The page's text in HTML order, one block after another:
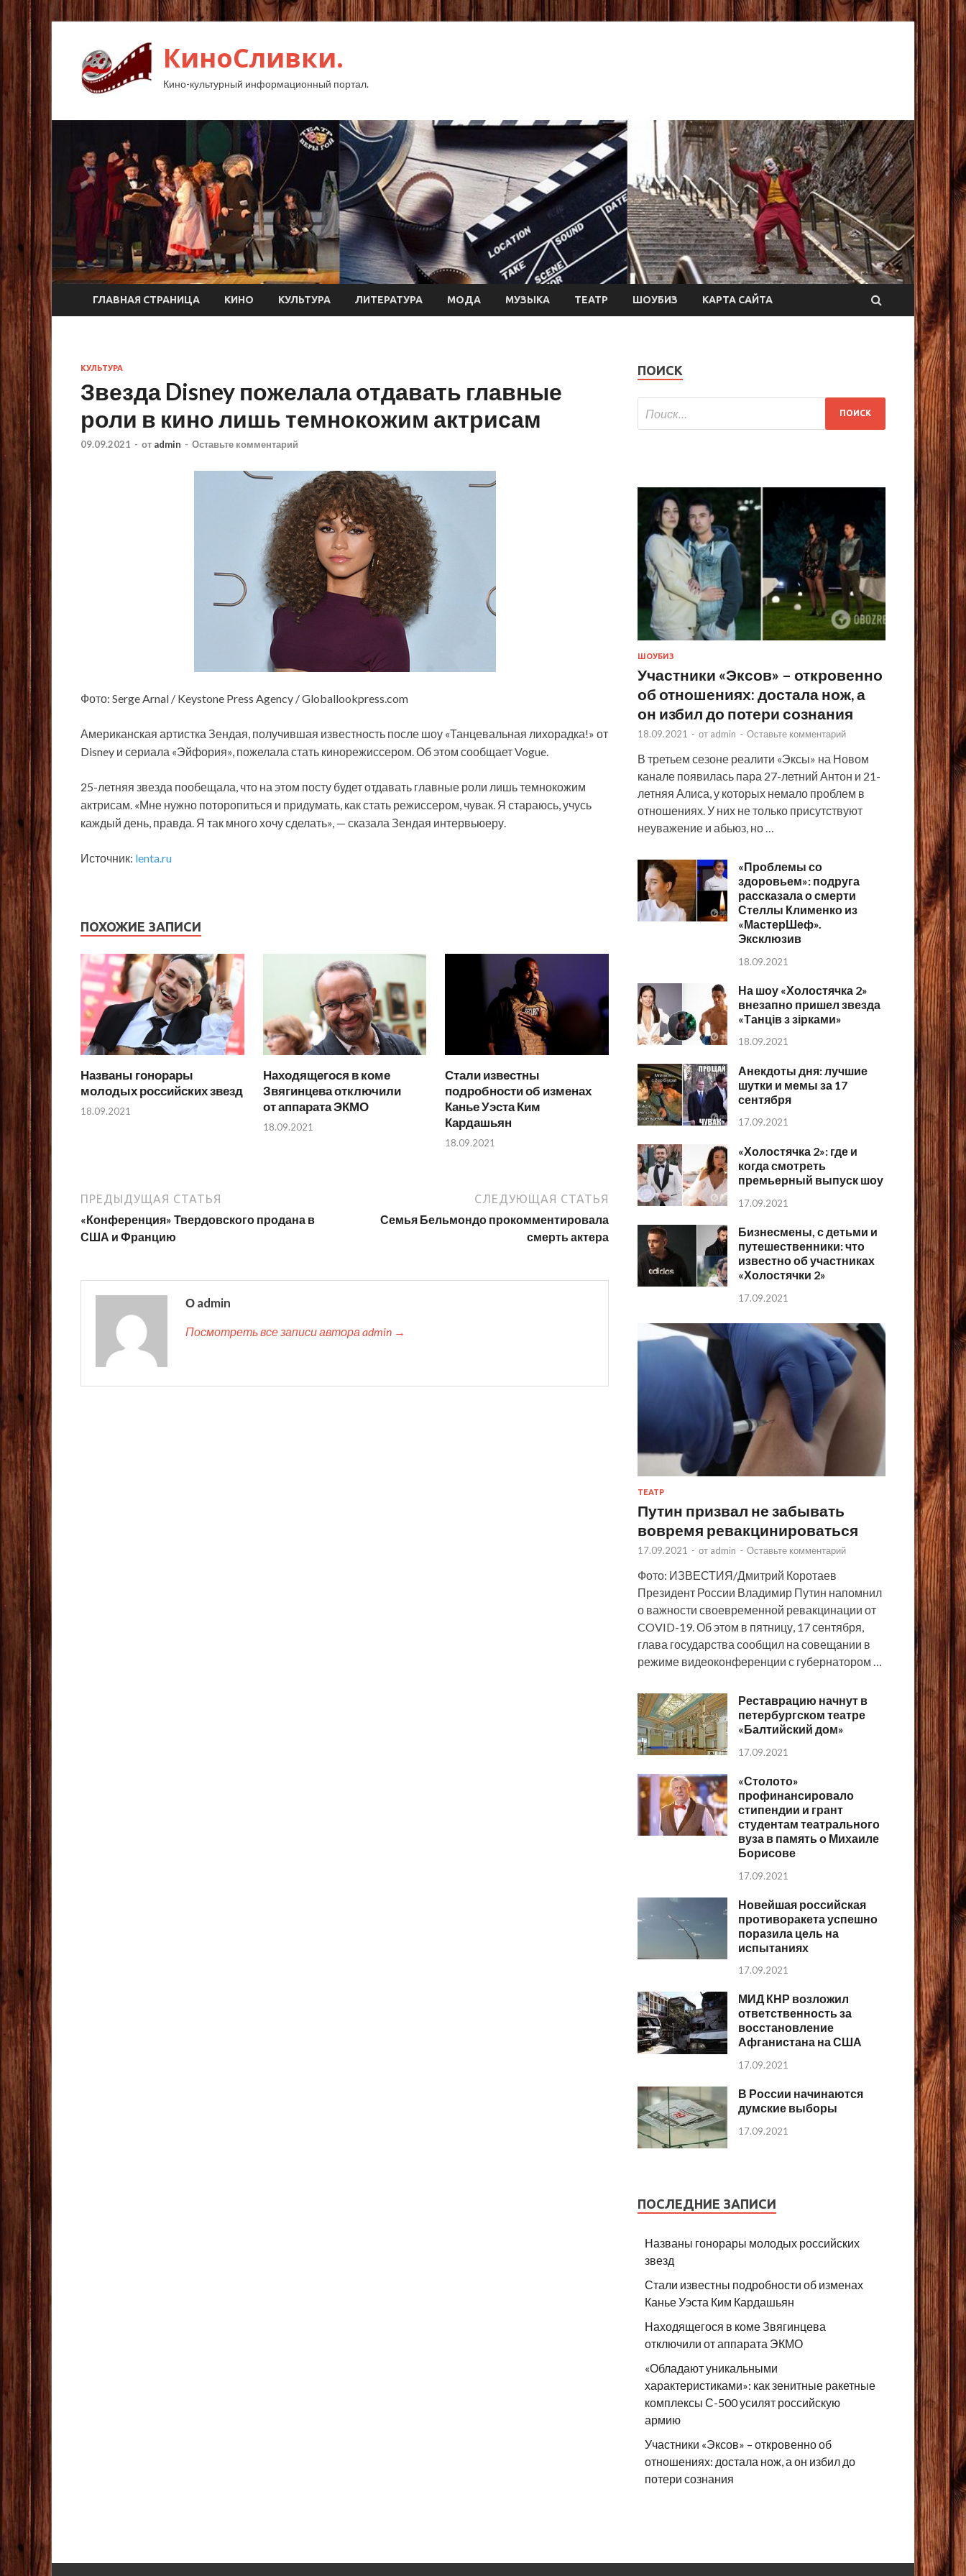
КиноСливки.
Кино-культурный информационный портал.
ГЛАВНАЯ СТРАНИЦА КИНО КУЛЬТУРА ЛИТЕРАТУРА МОДА МУЗЫКА ТЕАТР ШОУБИЗ КАРТА САЙТА
КУЛЬТУРА
Звезда Disney пожелала отдавать главные
роли в кино лишь темнокожим актрисам
09.09.2021 - от admin - Оставьте комментарий
Фото: Serge Arnal / Keystone Press Agency / Globallookpress.com
Американская артистка Зендая, получившая известность после шоу «Танцевальная лихорадка!» от
Disney и сериала «Эйфория», пожелала стать кинорежиссером. Об этом сообщает Vogue.
25-летняя звезда пообещала, что на этом посту будет отдавать главные роли лишь темнокожим
актрисам. «Мне нужно поторопиться и придумать, как стать режиссером, чувак. Я стараюсь, учусь
каждый день, правда. Я так много хочу сделать», — сказала Зендая интервьюеру.
Источник: lenta.ru
ПОХОЖИЕ ЗАПИСИ
Названы гонорары
молодых российских звезд
18.09.2021
Находящегося в коме
Звягинцева отключили
от аппарата ЭКМО
18.09.2021
Стали известны
подробности об изменах
Канье Уэста Ким
Кардашьян
18.09.2021
ПРЕДЫДУЩАЯ СТАТЬЯ
«Конференция» Твердовского продана в
США и Францию
СЛЕДУЮЩАЯ СТАТЬЯ
Семья Бельмондо прокомментировала
смерть актера
О admin
Посмотреть все записи автора admin →
ПОИСК
ШОУБИЗ
Участники «Эксов» – откровенно
об отношениях: достала нож, а
он избил до потери сознания
18.09.2021 - от admin - Оставьте комментарий
В третьем сезоне реалити «Эксы» на Новом
канале появилась пара 27-летний Антон и 21-
летняя Алиса, у которых немало проблем в
отношениях. У них не только присутствуют
неуважение и абьюз, но …
«Проблемы со
здоровьем»: подруга
рассказала о смерти
Стеллы Клименко из
«МастерШеф».
Эксклюзив
18.09.2021
На шоу «Холостячка 2»
внезапно пришел звезда
«Танців з зірками»
18.09.2021
Анекдоты дня: лучшие
шутки и мемы за 17
сентября
17.09.2021
«Холостячка 2»: где и
когда смотреть
премьерный выпуск шоу
17.09.2021
Бизнесмены, с детьми и
путешественники: что
известно об участниках
«Холостячки 2»
17.09.2021
ТЕАТР
Путин призвал не забывать
вовремя ревакцинироваться
17.09.2021 - от admin - Оставьте комментарий
Фото: ИЗВЕСТИЯ/Дмитрий Коротаев
Президент России Владимир Путин напомнил
о важности своевременной ревакцинации от
COVID-19. Об этом в пятницу, 17 сентября,
глава государства сообщил на совещании в
режиме видеоконференции с губернатором …
Реставрацию начнут в
петербургском театре
«Балтийский дом»
17.09.2021
«Столото»
профинансировало
стипендии и грант
студентам театрального
вуза в память о Михаиле
Борисове
17.09.2021
Новейшая российская
противоракета успешно
поразила цель на
испытаниях
17.09.2021
МИД КНР возложил
ответственность за
восстановление
Афганистана на США
17.09.2021
В России начинаются
думские выборы
17.09.2021
ПОСЛЕДНИЕ ЗАПИСИ
Названы гонорары молодых российских
звезд
Стали известны подробности об изменах
Канье Уэста Ким Кардашьян
Находящегося в коме Звягинцева
отключили от аппарата ЭКМО
«Обладают уникальными
характеристиками»: как зенитные ракетные
комплексы С-500 усилят российскую
армию
Участники «Эксов» – откровенно об
отношениях: достала нож, а он избил до
потери сознания